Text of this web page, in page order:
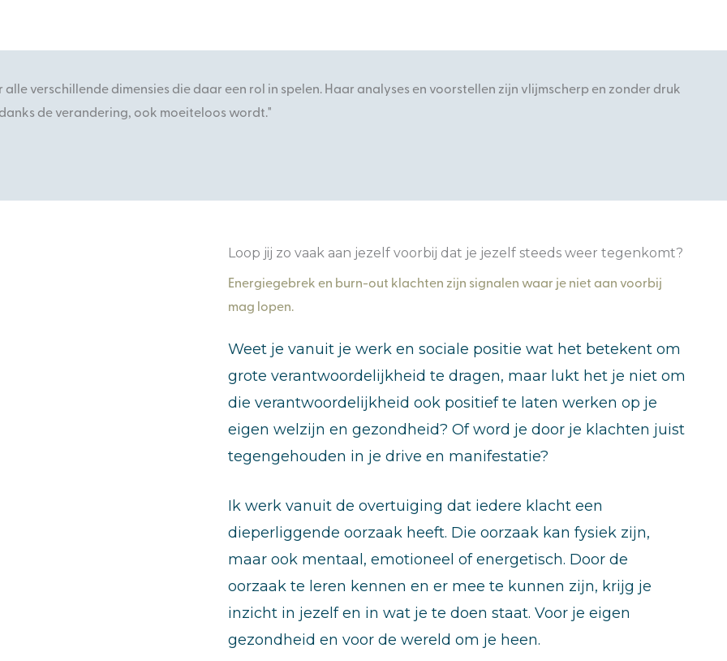
verschillende dimensies die daar een rol in spelen. Haar analyses en voorstellen zijn vlijmscherp en zonder druk
de verandering, ook moeiteloos wordt."
Loop jij zo vaak aan jezelf voorbij dat je jezelf steeds weer tegenkomt?
Energiegebrek en burn-out klachten zijn signalen waar je niet aan voorbij
mag lopen.
Weet je vanuit je werk en sociale positie wat het betekent om
grote verantwoordelijkheid te dragen, maar lukt het je niet om
die verantwoordelijkheid ook positief te laten werken op je
eigen welzijn en gezondheid? Of word je door je klachten juist
tegengehouden in je drive en manifestatie?
Ik werk vanuit de overtuiging dat iedere klacht een
dieperliggende oorzaak heeft. Die oorzaak kan fysiek zijn,
maar ook mentaal, emotioneel of energetisch. Door de
oorzaak te leren kennen en er mee te kunnen zijn, krijg je
inzicht in jezelf en in wat je te doen staat. Voor je eigen
gezondheid en voor de wereld om je heen.